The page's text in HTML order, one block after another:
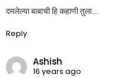
दमलेल्या बाबाची हि कहाणी तुला….
Reply
Ashish
16 years ago